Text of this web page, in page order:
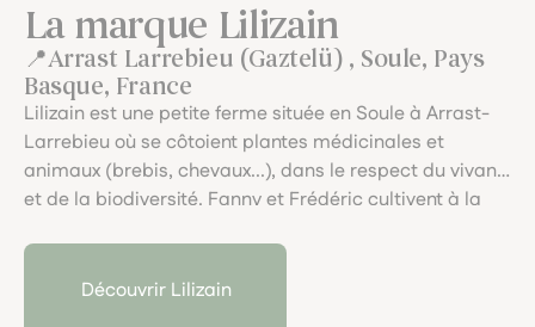
La marque Lilizain
Arrast Larrebieu (Gaztelü) , Soule, Pays
Basque, France
Lilizain est une petite ferme située en Soule à Arrast-
Larrebieu où se côtoient plantes médicinales et
animaux (brebis, chevaux...), dans le respect du vivant
et de la biodiversité. Fanny et Frédéric cultivent à la
de Gaztelü, de la graine jusqu'à la plante et pratiquent
des cueillettes de plantes sauvages.Eaux florales,
Découvrir Lilizain